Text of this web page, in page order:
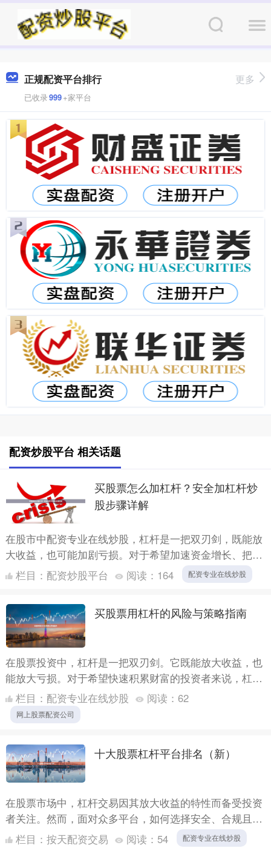
正规配资平台排行
已收录999+家平台
更多
配资炒股平台 相关话题
买股票怎么加杠杆？安全加杠杆炒
股步骤详解
在股市中配资专业在线炒股，杠杆是一把双刃剑，既能放
大收益，也可能加剧亏损。对于希望加速资金增长、把握
机会的投资者来说，合理且安全地使用杠杆是关键。本文
将详细解析....
栏目： 配资炒股平台 阅读： 164 配资专业在线炒股
买股票用杠杆的风险与策略指南
在股票投资中，杠杆是一把双刃剑。它既能放大收益，也
能放大亏损。对于希望快速积累财富的投资者来说，杠杆
交易无疑具有吸引力网上股票配资公司，但如果没有充分
理解其中的....
栏目： 配资专业在线炒股 阅读： 62
网上股票配资公司
十大股票杠杆平台排名（新）
在股票市场中，杠杆交易因其放大收益的特性而备受投资
者关注。然而，面对众多平台，如何选择安全、合规且费
率合理的杠杆平台成为关键。本文基于平台资质、用户口
栏目： 按天配资交易 阅读： 54 配资专业在线炒股